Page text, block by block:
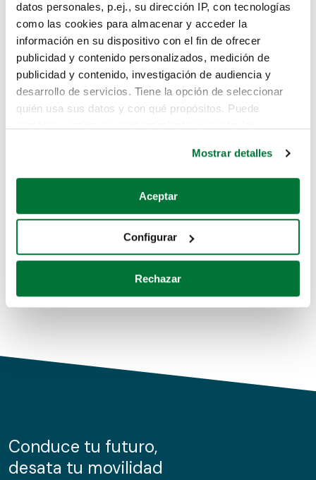
datos personales, p.ej., su dirección IP, con tecnologías
como las cookies para almacenar y acceder la
información en su dispositivo con el fin de ofrecer
publicidad y contenido personalizados, medición de
publicidad y contenido, investigación de audiencia y
desarrollo de servicios. Tiene la opción de seleccionar
quién usa sus datos y con qué propósitos. Puede
Si lo permite, también quisiéramos:
Recopilar información sobre su ubicación geográfica
Identificar su dispositivo analizándolo activamente
para buscar características específicas (huellas
Obtenga más información sobre cómo se procesan sus
de cookies.
información sobre el uso que haga del sitio web con
nuestros partners de redes sociales, publicidad y análisis
Mostrar detalles
Aceptar
Configurar
Rechazar
Lo sentimos, no sabemos como
te hemos traido hasta aquí.
Pero puedes encontrar el coche que estás
buscando en alguno de estos enlaces:
Coches de segunda mano
Coches de km0
Conduce tu futuro,
desata tu movilidad